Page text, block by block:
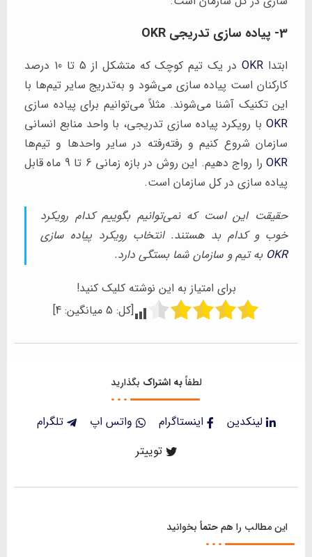
3- پیاده سازی تدریجی OKR
ابتدا OKR
در یک تیم کوچک که متشکل از 5 تا 10 درصد
کارکنان است پیاده سازی می‌شود و به‌تدریج سایر تیم‌ها با
این تکنیک آشنا می‌شوند. مثلاً می‌توانیم برای پیاده سازی
OKR با رویکرد پیاده سازی تدریجی، با واحد منابع انسانی
سازمان شروع کنیم و رفته‌رفته در سایر واحدها و تیم‌ها
OKR
را رواج دهیم. این روش در بازه زمانی 6 تا 9 ماه قابل
پیاده سازی در کل سازمان است.
حقیقت این است که نمی‌توانیم بگوییم کدام رویکرد
خوب و کدام بد هستند. انتخاب رویکرد پیاده سازی
OKR به تیم و سازمان شما بستگی دارد.
برای امتیاز به این نوشته کلیک کنید!
[کل: 5 میانگین: 4
]
لطفاًبه اشتراک بگذارید
لینکدین اینستاگرام واتس اپ
تلگرام
توییتر
این مطالب را همحتماً بخوانید